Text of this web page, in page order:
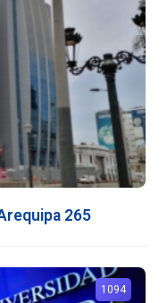
265
1094